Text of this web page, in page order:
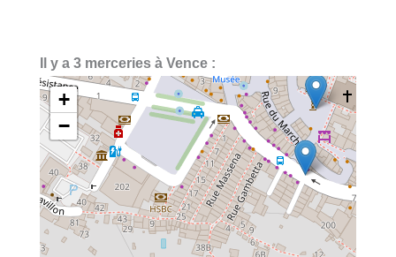
Il y a 3 merceries à Vence :
+
−